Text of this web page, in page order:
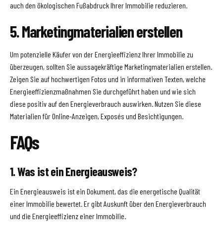
auch den ökologischen Fußabdruck Ihrer Immobilie reduzieren.
5. Marketingmaterialien erstellen
Um potenzielle Käufer von der Energieeffizienz Ihrer Immobilie zu
überzeugen, sollten Sie aussagekräftige Marketingmaterialien erstellen.
Zeigen Sie auf hochwertigen Fotos und in informativen Texten, welche
Energieeffizienzmaßnahmen Sie durchgeführt haben und wie sich
diese positiv auf den Energieverbrauch auswirken. Nutzen Sie diese
Materialien für Online-Anzeigen, Exposés und Besichtigungen.
FAQs
1. Was ist ein Energieausweis?
Ein Energieausweis ist ein Dokument, das die energetische Qualität
einer Immobilie bewertet. Er gibt Auskunft über den Energieverbrauch
und die Energieeffizienz einer Immobilie.